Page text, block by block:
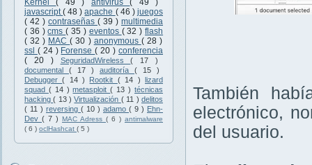
Kernel( 49 ) antivirus( 49 )
javascript( 48 )apache ( 46 ) juegos
( 42 ) contraseñas ( 39 ) multimedia
( 36 )cms( 35 ) eventos ( 32 )flash
( 32 ) MAC( 30 ) anonymous ( 28 )
ssl ( 24 ) Forense( 20 ) conferencia
( 20 )
SeguridadWireless( 17 )
documental ( 17 ) auditoría ( 15 )
Debugger( 14 ) Rootkit ( 14 ) lizard
squad ( 14 )metasploit( 13 ) técnicas
hacking( 13 )Virtualización ( 11 ) delitos
( 11 ) reversing ( 10 ) adamo ( 9 ) Ehn-
Dev ( 7 ) MAC Adress ( 6 ) antimalware
( 6 ) oclHashcat ( 5 )
También
electrónico,
del usuario.